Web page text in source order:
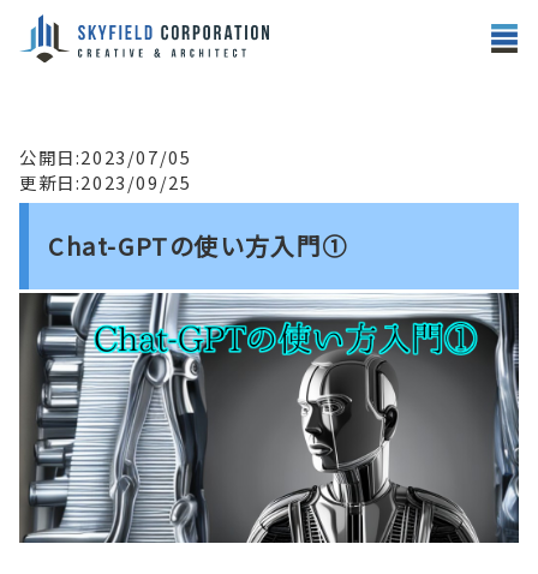
公開日:2023/07/05
更新日:2023/09/25
Chat-GPTの使い方入門①